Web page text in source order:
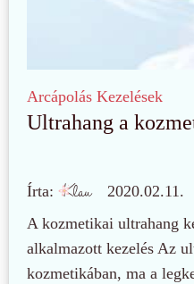
Arcápolás Kezelések
Ultrahang a
Írta:
2020.02.11.
A kozmetikai ultrahang
alkalmazott kezelés Az
kozmetikában, ma a